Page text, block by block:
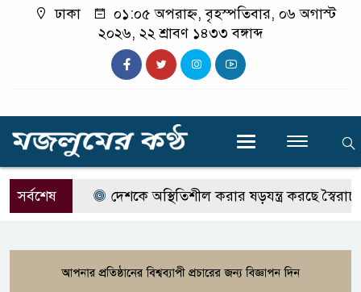
ঢাকা
০১:০৫ অপরাহ্ন, বৃহস্পতিবার, ০৬ অগাস্ট
২০২৬, ২২ শ্রাবণ ১৪৩৩ বঙ্গাব্দ
সর্বশেষ দেশকে অস্থিতিশীল করার ষড়যন্ত্র করছে